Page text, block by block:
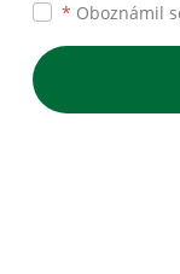
* Oboznámil